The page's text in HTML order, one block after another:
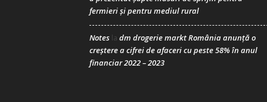
fermieri și pentru mediul rural
Notes la dm drogerie markt România anunță o
creștere a cifrei de afaceri cu peste 58% în anul
financiar 2022 – 2023